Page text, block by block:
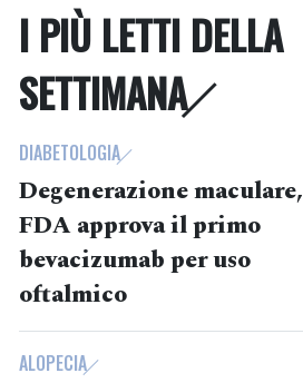
I PIÙ LETTI DELLA
SETTIMANA
DIABETOLOGIA
Degenerazione maculare,
FDA approva il primo
bevacizumab per uso
oftalmico
ALOPECIA